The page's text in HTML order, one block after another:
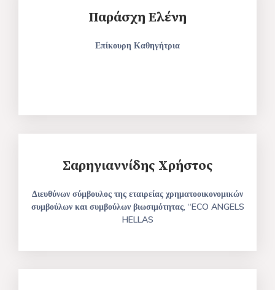
Παράσχη Ελένη
Επίκουρη Καθηγήτρια
Σαρηγιαννίδης Χρήστος
Διευθύνων σύμβουλος της εταιρείας χρηματοοικονομικών
συμβούλων και συμβούλων βιωσιμότητας, “ECO ANGELS
HELLAS